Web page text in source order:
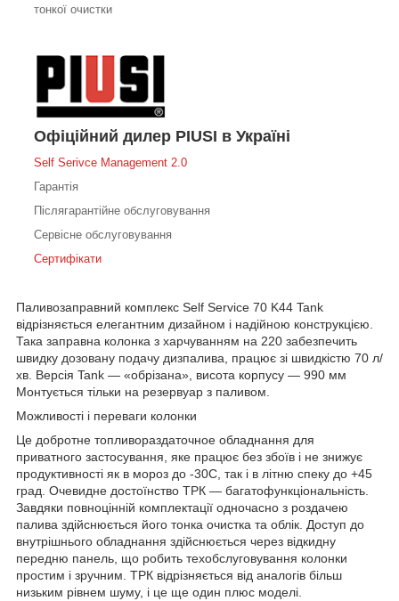
тонкої очистки
Офіційний дилер PIUSI в Україні
Self Serivce Management 2.0
Гарантія
Післягарантійне обслуговування
Сервісне обслуговування
Сертифікати
Паливозаправний комплекс Self Service 70 K44 Tank
відрізняється елегантним дизайном і надійною конструкцією.
Така заправна колонка з харчуванням на 220 забезпечить
швидку дозовану подачу дизпалива, працює зі швидкістю 70 л/
хв. Версія Tank — «обрізана», висота корпусу — 990 мм
Монтується тільки на резервуар з паливом.
Можливості і переваги колонки
Це добротне топливораздаточное обладнання для
приватного застосування, яке працює без збоїв і не знижує
продуктивності як в мороз до -30С, так і в літню спеку до +45
град. Очевидне достоїнство ТРК — багатофункціональність.
Завдяки повноцінній комплектації одночасно з роздачею
палива здійснюється його тонка очистка та облік. Доступ до
внутрішнього обладнання здійснюється через відкидну
передню панель, що робить техобслуговування колонки
простим і зручним. ТРК відрізняється від аналогів більш
низьким рівнем шуму, і це ще один плюс моделі.